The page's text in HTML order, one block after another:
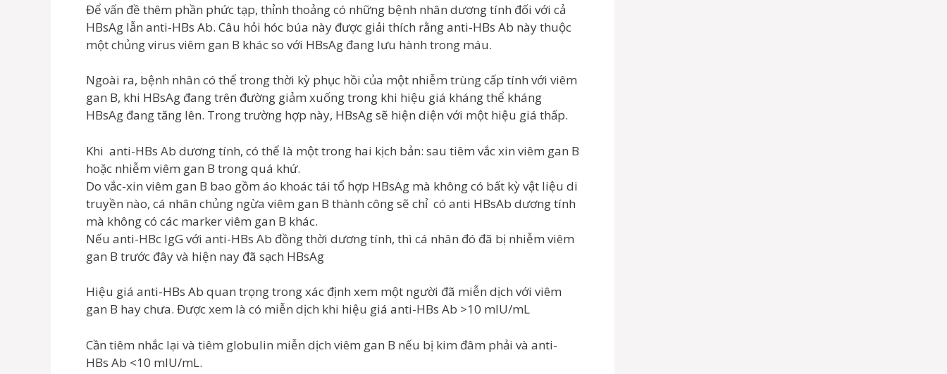
Để vấn đề thêm phần phức tạp, thỉnh thoảng có những bệnh nhân dương tính đối với cả
HBsAg lẫn anti-HBs Ab. Câu hỏi hóc búa này được giải thích rằng anti-HBs Ab này thuộc
một chủng virus viêm gan B khác so với HBsAg đang lưu hành trong máu.
Ngoài ra, bệnh nhân có thể trong thời kỳ phục hồi của một nhiễm trùng cấp tính với viêm
gan B, khi HBsAg đang trên đường giảm xuống trong khi hiệu giá kháng thể kháng
HBsAg đang tăng lên. Trong trường hợp này, HBsAg sẽ hiện diện với một hiệu giá thấp.
Khi anti-HBs Ab dương tính, có thể là một trong hai kịch bản: sau tiêm vắc xin viêm gan B
hoặc nhiễm viêm gan B trong quá khứ.
Do vắc-xin viêm gan B bao gồm áo khoác tái tổ hợp HBsAg mà không có bất kỳ vật liệu di
truyền nào, cá nhân chủng ngừa viêm gan B thành công sẽ chỉ có anti HBsAb dương tính
mà không có các marker viêm gan B khác.
Nếu anti-HBc IgG với anti-HBs Ab đồng thời dương tính, thì cá nhân đó đã bị nhiễm viêm
gan B trước đây và hiện nay đã sạch HBsAg
Hiệu giá anti-HBs Ab quan trọng trong xác định xem một người đã miễn dịch với viêm
gan B hay chưa. Được xem là có miễn dịch khi hiệu giá anti-HBs Ab >10 mIU/mL
Cần tiêm nhắc lại và tiêm globulin miễn dịch viêm gan B nếu bị kim đâm phải và anti-
HBs Ab <10 mIU/mL.